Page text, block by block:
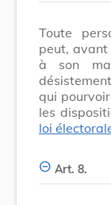
Toute
peut, avant
à son
qui
les
loi
Art. 8.